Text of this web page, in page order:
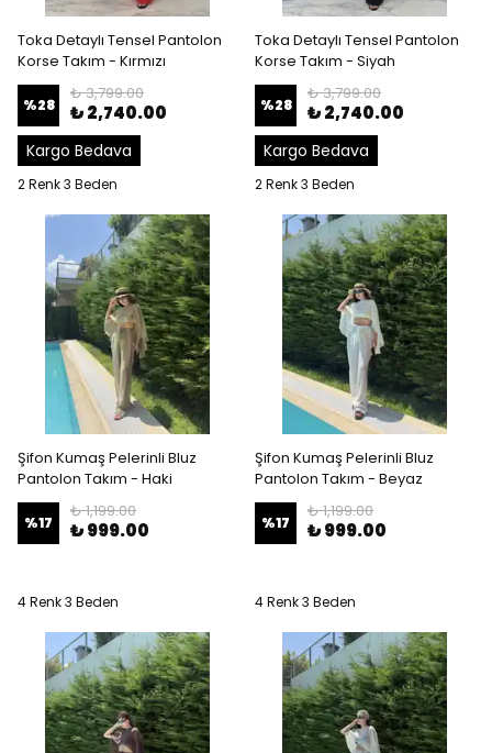
Toka Detaylı Tensel Pantolon
Korse Takım - Kırmızı
%28
₺ 3,799.00
₺ 2,740.00
Kargo Bedava
2 Renk 3 Beden
Toka Detaylı Tensel Pantolon
Korse Takım - Siyah
%28
₺ 3,799.00
₺ 2,740.00
Kargo Bedava
2 Renk 3 Beden
Şifon Kumaş Pelerinli Bluz
Pantolon Takım - Haki
%17
₺ 1,199.00
₺ 999.00
4 Renk 3 Beden
Şifon Kumaş Pelerinli Bluz
Pantolon Takım - Beyaz
%17
₺ 1,199.00
₺ 999.00
4 Renk 3 Beden